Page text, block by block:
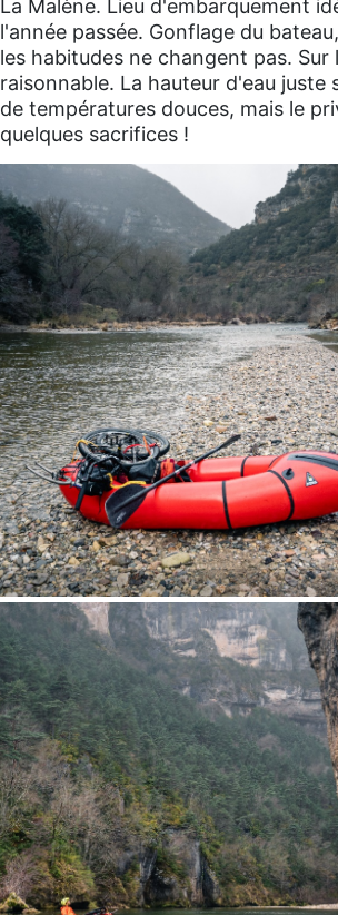
La Malène. Lieu d'embarquement
l'année passée. Gonflage du
les habitudes ne changent pas.
raisonnable. La hauteur d'eau
de températures douces, mais le
quelques sacrifices !